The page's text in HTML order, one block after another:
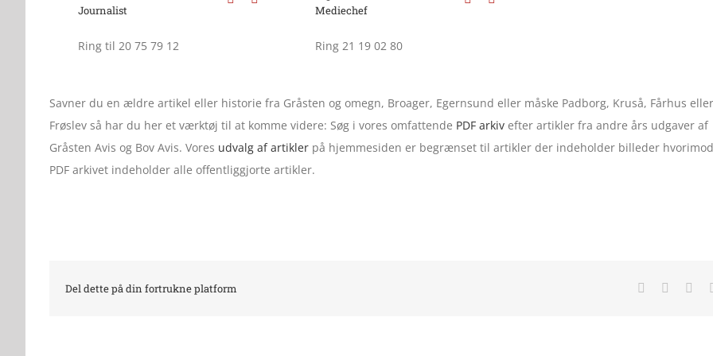
Journalist
Ring til 20 75 79 12
Mediechef
Ring 21 19 02 80
Savner du en ældre artikel eller historie fra Gråsten og omegn, Broager, Egernsund eller måske Padborg, Kruså, Fårhus eller
Frøslev så har du her et værktøj til at komme videre: Søg i vores omfattende PDF arkiv efter artikler fra andre års udgaver af
Gråsten Avis og Bov Avis. Vores udvalg af artiklerpå hjemmesiden er begrænset til artikler der indeholder billeder hvorimod
PDF arkivet indeholder alle offentliggjorte artikler.
Del dette på din fortrukne platform Facebook